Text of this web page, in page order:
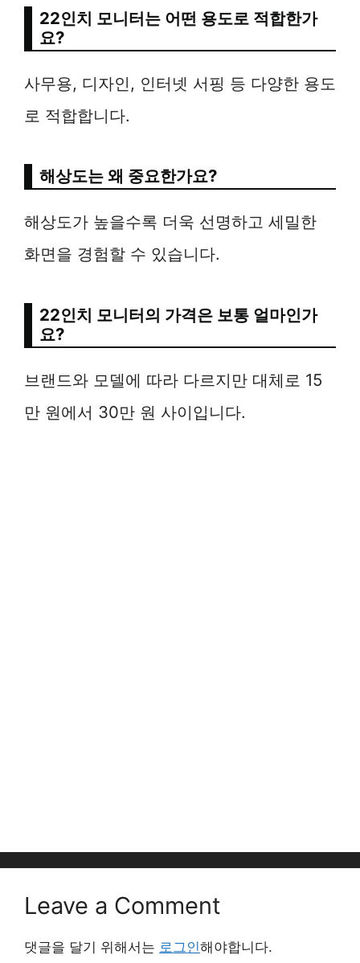
22인치 모니터는 어떤 용도로 적합한가
요?
사무용, 디자인, 인터넷 서핑 등 다양한 용도
로 적합합니다.
해상도는 왜 중요한가요?
해상도가 높을수록 더욱 선명하고 세밀한
화면을 경험할 수 있습니다.
22인치 모니터의 가격은 보통 얼마인가
요?
브랜드와 모델에 따라 다르지만 대체로 15
만 원에서 30만 원 사이입니다.
Leave a Comment
댓글을 달기 위해서는 로그인해야합니다.